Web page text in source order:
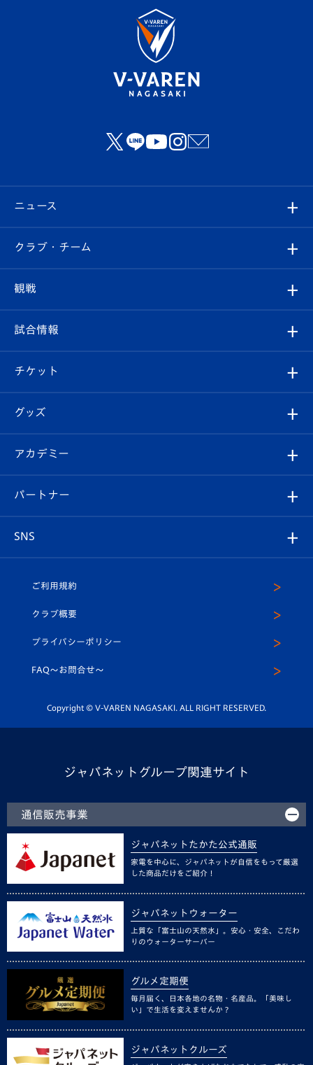
ニュース
すべて
クラブ
試合情報
チケット
イベント
メディア
ホームタウン
クラブ・チーム
クラブ概要
エンブレム紹介
スタッフプロフィール
マスコット紹介
平和祈念活動
ホームタウン活動
観戦
観戦ルール
はじめての観戦ガイド
Revive Team
ヴィヴィくんの長崎おもてなしガイド
試合情報
試合日程/結果
フォトギャラリー
スタジアムグルメ
チケット
チケット
V-LOVERS（ファンクラブ）
プレイヤーズスイート
グッズ
オンラインショップ
店舗情報
アカデミー
育成からのお知らせ
U-18
スクール
パートナー
SNS
ヴィヴィくんインスタグラム
公式LINE＠
ご利用規約
クラブ概要
プライバシーポリシー
FAQ〜お問合せ〜
Copyright © V-VAREN NAGASAKI. ALL RIGHT RESERVED.
ジャパネットグループ関連サイト
通信販売事業
ジャパネットたかた公式通販
家電を中心に、ジャパネットが自信をもって厳選
した商品だけをご紹介！
ジャパネットウォーター
上質な「富士山の天然水」。安心・安全、こだわ
りのウォーターサーバー
グルメ定期便
毎月届く、日本各地の名物・名産品。「美味し
い」で生活を変えませんか？
ジャパネットクルーズ